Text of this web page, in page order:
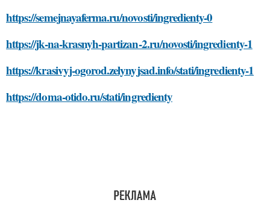
https://semejnayaferma.ru/novosti/ingredienty-0
https://jk-na-krasnyh-partizan-2.ru/novosti/ingredienty-1
https://krasivyj-ogorod.zelynyjsad.info/stati/ingredienty-1
https://doma-otido.ru/stati/ingredienty